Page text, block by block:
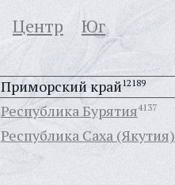
Центр Юг
Приморский край12189
Республика Бурятия4137
Республика Саха (Якутия)